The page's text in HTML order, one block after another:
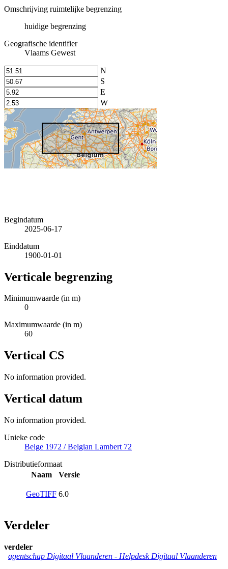
Omschrijving ruimtelijke begrenzing
huidige begrenzing
Geografische identifier
Vlaams Gewest
N
S
E
W
Begindatum
2025-06-17
Einddatum
1900-01-01
Verticale begrenzing
Minimumwaarde (in m)
0
Maximumwaarde (in m)
60
Vertical CS
No information provided.
Vertical datum
No information provided.
Unieke code
Belge 1972 / Belgian Lambert 72
Distributieformaat
Naam
Versie
GeoTIFF 6.0
Verdeler
verdeler
agentschap Digitaal Vlaanderen - Helpdesk Digitaal Vlaanderen